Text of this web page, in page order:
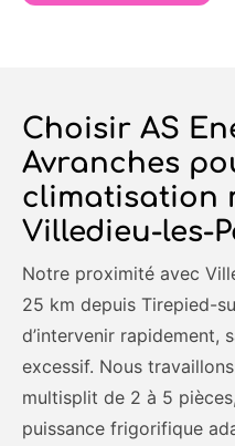
Choisir AS
Avranches
climatisation
Villedieu-les-
Notre proximité avec
25 km depuis Tirepied-
d’intervenir rapidement,
excessif. Nous
multisplit de 2 à 5
puissance frigorifique